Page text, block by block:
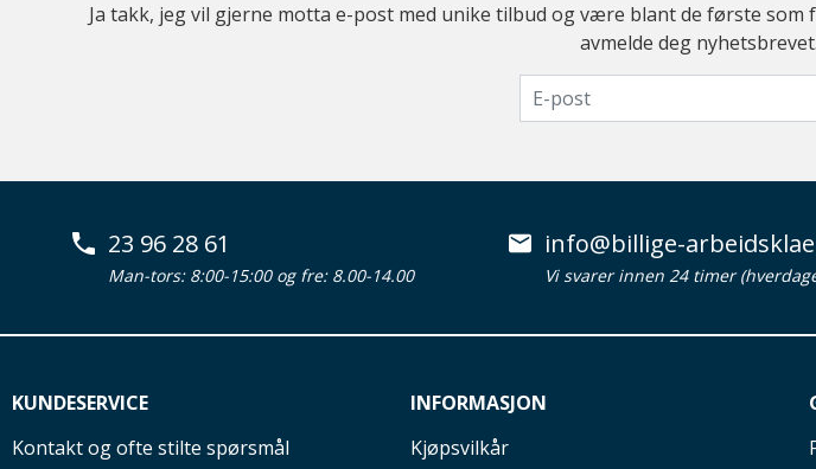
Ja takk, jeg vil gjerne motta e-post med unike tilbud og være blant de første
avmelde deg nyhetsbrevet.
23 96 28 61
Man-tors: 8:00-15:00 og fre: 8.00-14.00
info@billige-
Vi svarer innen 24 timer
KUNDESERVICE
Kontakt og ofte stilte spørsmål
INFORMASJON
Kjøpsvilkår